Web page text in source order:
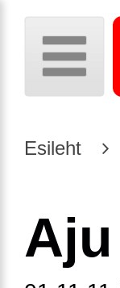
Esileht